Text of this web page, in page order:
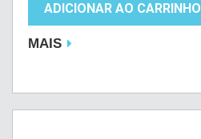
ADICIONAR AO CARRINHO
MAIS